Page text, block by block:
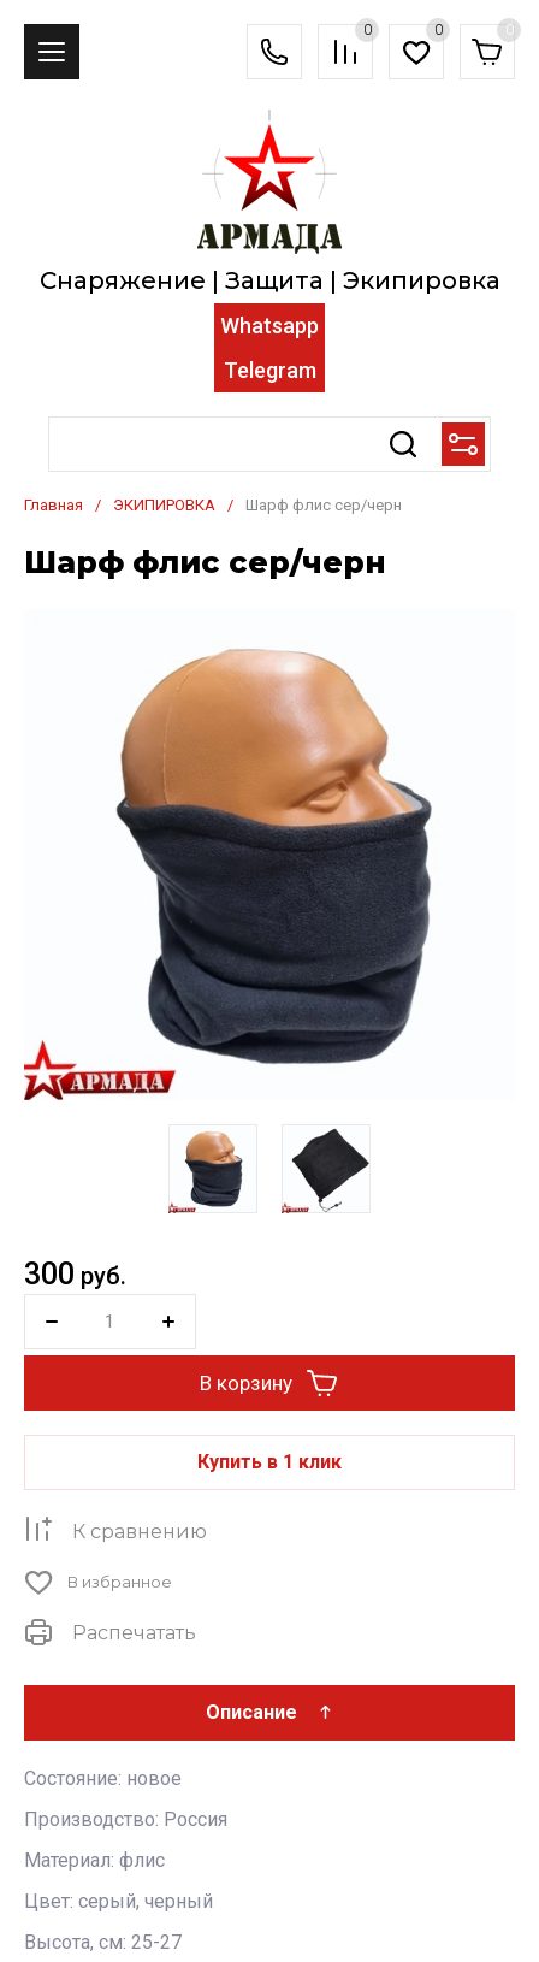
0 0 0
Снаряжение | Защита | Экипировка
Whatsapp
Telegram
Главная / ЭКИПИРОВКА / Шарф флис сер/черн
Шарф флис сер/черн
300 руб.
В корзину
Купить в 1 клик
К сравнению
В избранное
Распечатать
Описание
Состояние: новое
Производство: Россия
Материал: флис
Цвет: серый, черный
Высота, см: 25-27